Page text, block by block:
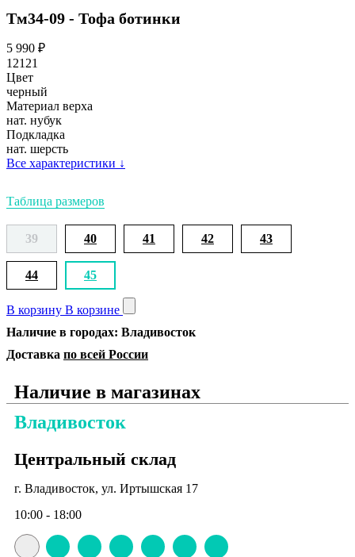
Тм34-09 - Тофа ботинки
5 990 ₽
12121
Цвет
черный
Материал верха
нат. нубук
Подкладка
нат. шерсть
Все характеристики ↓
Таблица размеров
39 40 41 42 43
44 45
В корзину В корзине
Наличие в городах: Владивосток
Доставка по всей России
Наличие в магазинах
Владивосток
Центральный склад
г. Владивосток, ул. Иртышская 17
10:00 - 18:00